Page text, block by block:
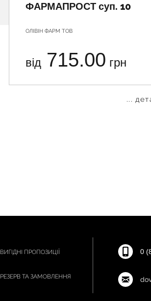
ФАРМАПРОСТ суп. 10
ОЛІВІН ФАРМ ТОВ
від 715.00 грн
...
ВИГІДНІ ПРОПОЗИЦІЇ
РЕЗЕРВ ТА ЗАМОВЛЕННЯ
0